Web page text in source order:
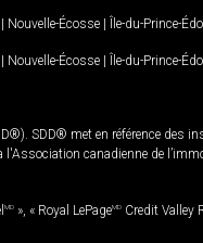
| Nouvelle-Écosse | Île-du-Prince-
| Nouvelle-Écosse | Île-du-Prince-
SDD® met en référence des
canadienne de
MD », « Royal LePageMD Credit Valley